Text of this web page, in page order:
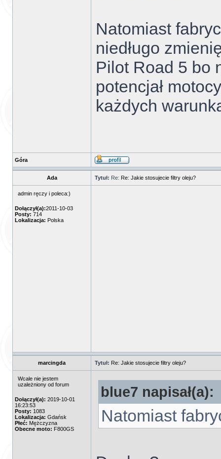
Natomiast
niedługo
Pilot Road 5 bo
potencjał
każdych
Góra
Ada Tytuł: Re: Re: Jakie stosujecie filtry oleju?
admin ręczy i poleca:)
Dołączył(a):2011-10-03
Posty: 714
Lokalizacja: Polska
marcingda Tytuł: Re: Jakie stosujecie filtry oleju?
Wcale nie jestem
uzależniony od forum
Dołączył(a): 2019-10-01
16:23:53
Posty: 1083
Lokalizacja: Gdańsk
Płeć: Mężczyzna
Obecne moto: F800GS
blue7 napisał(a):
Natomiast